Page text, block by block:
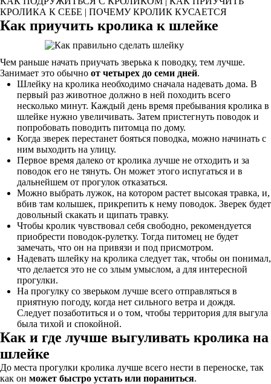
КРОЛИКА К СЕБЕ | ПОЧЕМУ КРОЛИК КУСАЕТСЯ
Как приучить кролика к шлейке
Чем раньше начать приучать зверька к поводку, тем лучше.
Занимает это обычно от четырех до семи дней.
Шлейку на кролика необходимо сначала надевать дома. В
первый раз животное должно в ней походить всего
несколько минут. Каждый день время пребывания кролика в
шлейке нужно увеличивать. Затем пристегнуть поводок и
попробовать поводить питомца по дому.
Когда зверек перестанет бояться поводка, можно начинать с
ним выходить на улицу.
Первое время далеко от кролика лучше не отходить и за
поводок его не тянуть. Он может этого испугаться и в
дальнейшем от прогулок отказаться.
Можно выбрать лужок, на котором растет высокая травка, и,
вбив там колышек, прикрепить к нему поводок. Зверек будет
довольный скакать и щипать травку.
Чтобы кролик чувствовал себя свободно, рекомендуется
приобрести поводок-рулетку. Тогда питомец не будет
замечать, что он на привязи и под присмотром.
Надевать шлейку на кролика следует так, чтобы он понимал,
что делается это не со злым умыслом, а для интересной
прогулки.
На прогулку со зверьком лучше всего отправляться в
приятную погоду, когда нет сильного ветра и дождя.
Следует позаботиться и о том, чтобы территория для выгула
была тихой и спокойной.
Как и где лучше выгуливать кролика на
шлейке
До места прогулки кролика лучше всего нести в переноске, так
как он может быстро устать или пораниться.